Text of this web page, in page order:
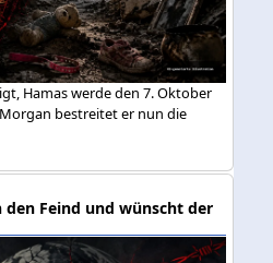
Hamas werde den 7. Oktober
bestreitet er nun die
Feind und wünscht der